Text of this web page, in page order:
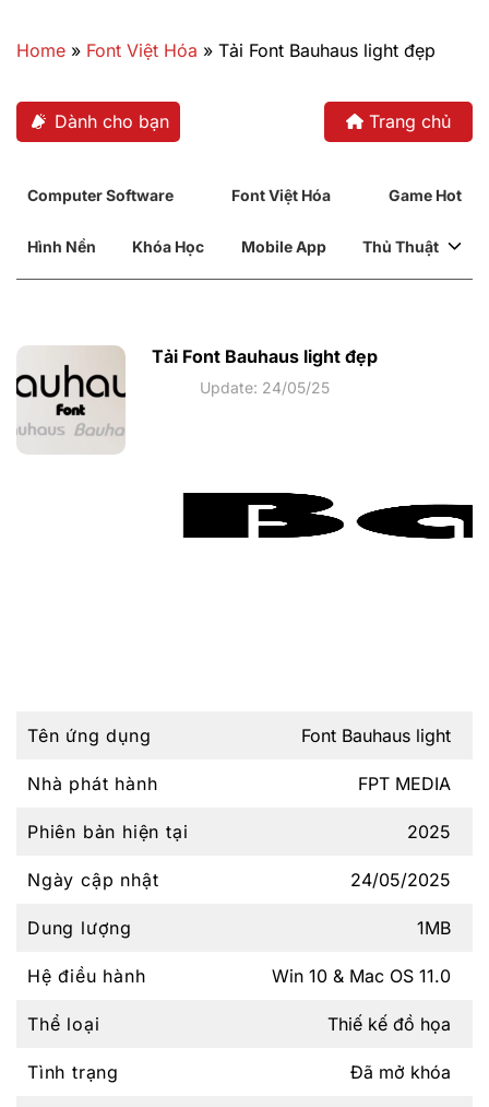
quaHome » Font Việt Hóa » Tải Font Bauhaus light đẹp
Dành cho bạn Trang chủ
Computer Software Font Việt Hóa Game Hot
Hình Nền Khóa Học Mobile App Thủ Thuật
Tải Font Bauhaus light đẹp
Update: 24/05/25
Tên ứng dụng Font Bauhaus light
Nhà phát hành FPT MEDIA
Phiên bản hiện tại 2025
Ngày cập nhật 24/05/2025
Dung lượng 1MB
Hệ điều hành Win 10 & Mac OS 11.0
Thể loại Thiế kế đồ họa
Tình trạng Đã mở khóa